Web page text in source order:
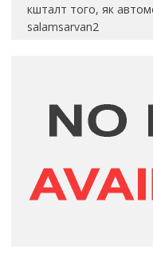
кшталт того, як
salamsarvan2